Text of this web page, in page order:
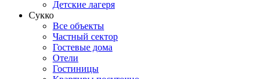
Детские лагеря
Сукко
Все объекты
Частный сектор
Гостевые дома
Отели
Гостиницы